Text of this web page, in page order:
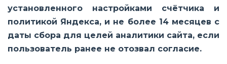
установленного настройками счётчика и
политикой Яндекса, и не более 14 месяцев с
даты сбора для целей аналитики сайта, если
пользователь ранее не отозвал согласие.